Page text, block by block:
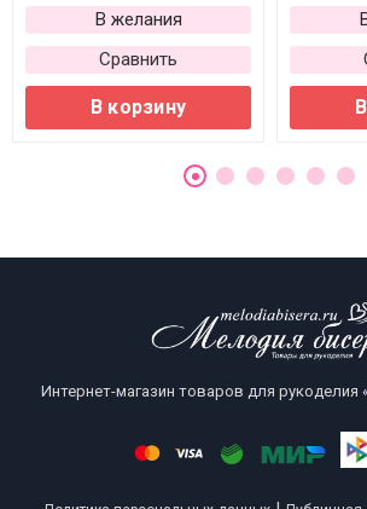
В желания
Сравнить
В корзину
Интернет-магазин товаров для рукоделия